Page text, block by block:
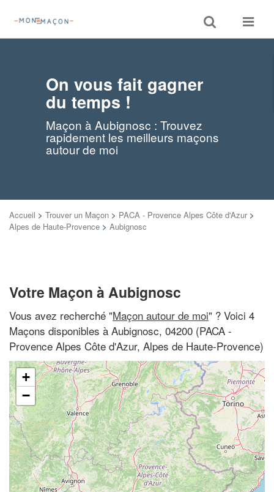
Toggle
search
Toggle
On vous fait gagner
du temps !
Maçon à Aubignosc : Trouvez
rapidement les meilleurs maçons
autour de moi
Accueil > Trouver un Maçon > PACA - Provence Alpes Côte d'Azur >
Alpes de Haute-Provence > Aubignosc
Votre Maçon à Aubignosc
Vous avez recherché "Maçon autour de moi" ? Voici 4
Maçons disponibles à Aubignosc, 04200 (PACA -
Provence Alpes Côte d'Azur, Alpes de Haute-Provence)
+
−